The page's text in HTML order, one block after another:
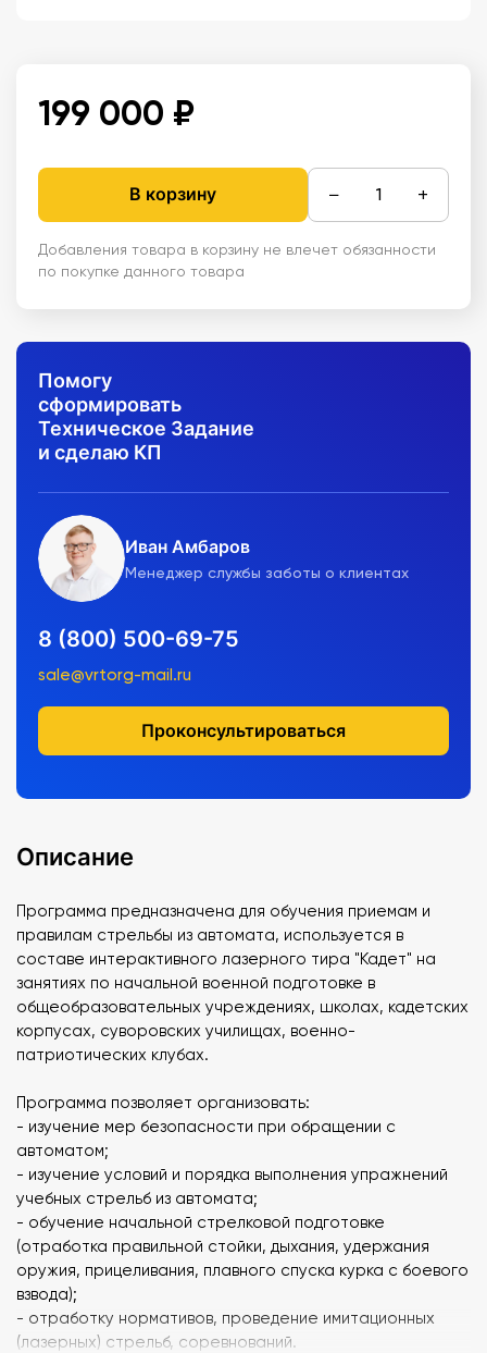
199 000 ₽
В корзину − +
Добавления товара в корзину не влечет обязанности
по покупке данного товара
Помогу
сформировать
Техническое Задание
и сделаю КП
Иван Амбаров
Менеджер службы заботы о клиентах
8 (800) 500-69-75
sale@vrtorg-mail.ru
Проконсультироваться
Описание
Программа предназначена для обучения приемам и
правилам стрельбы из автомата, используется в
составе интерактивного лазерного тира "Кадет" на
занятиях по начальной военной подготовке в
общеобразовательных учреждениях, школах, кадетских
корпусах, суворовских училищах, военно-
патриотических клубах.
Программа позволяет организовать:
- изучение мер безопасности при обращении с
автоматом;
- изучение условий и порядка выполнения упражнений
учебных стрельб из автомата;
- обучение начальной стрелковой подготовке
(отработка правильной стойки, дыхания, удержания
оружия, прицеливания, плавного спуска курка с боевого
взвода);
- отработку нормативов, проведение имитационных
(лазерных) стрельб, соревнований.